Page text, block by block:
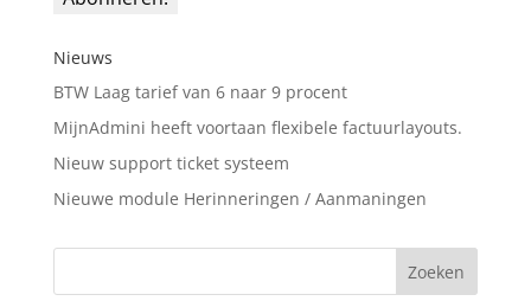
Nieuws
BTW Laag tarief van 6 naar 9 procent
MijnAdmini heeft voortaan flexibele factuurlayouts.
Nieuw support ticket systeem
Nieuwe module Herinneringen / Aanmaningen